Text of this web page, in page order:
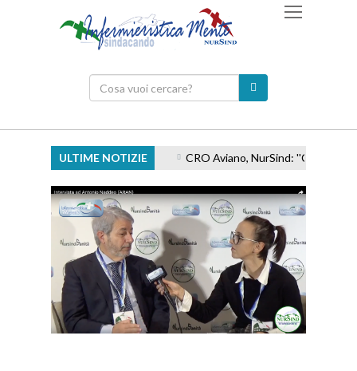
ULTIME NOTIZIE CRO Aviano, NurSind: ''Carenze e